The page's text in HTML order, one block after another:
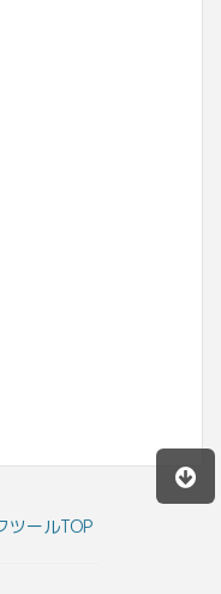
ツールTOP